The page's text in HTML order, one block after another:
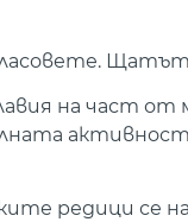
Щатът
на част от
редици се